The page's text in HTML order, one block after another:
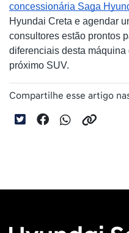
concessionária Saga
Hyundai Creta e agendar
consultores estão prontos
diferenciais desta
próximo SUV.
Compartilhe esse artigo